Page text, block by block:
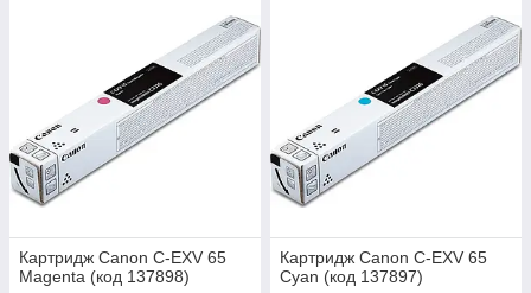
Картридж Canon C-EXV 65
Мagenta (код 137898)
Картридж Canon C-EXV 65
Cyan (код 137897)